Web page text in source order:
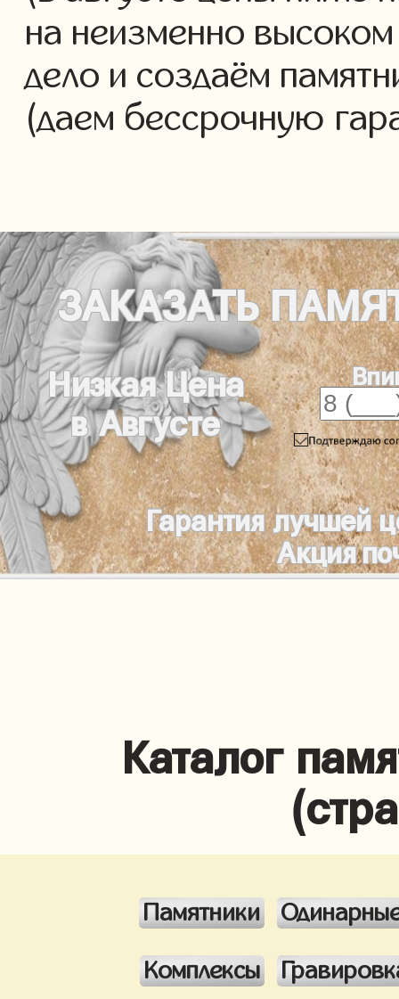
на неизменно
дело и создаём
(даем бессрочную
ЗАКАЗАТЬ
Низкая Цена
в Августе
Гарантия лучшей
Акция
Каталог
Памятники
Комплексы